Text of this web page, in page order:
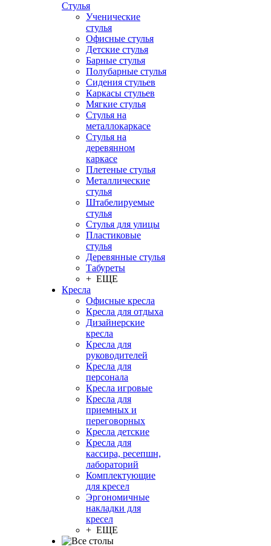
Стулья
Ученические
стулья
Офисные стулья
Детские стулья
Барные стулья
Полубарные стулья
Сидения стульев
Каркасы стульев
Мягкие стулья
Стулья на
металлокаркасе
Стулья на
деревянном
каркасе
Плетеные стулья
Металлические
стулья
Штабелируемые
стулья
Стулья для улицы
Пластиковые
стулья
Деревянные стулья
Табуреты
+ ЕЩЕ
Кресла
Офисные кресла
Кресла для отдыха
Дизайнерские
кресла
Кресла для
руководителей
Кресла для
персонала
Кресла игровые
Кресла для
приемных и
переговорных
Кресла детские
Кресла для
кассира, ресепшн,
лабораторий
Комплектующие
для кресел
Эргономичные
накладки для
кресел
+ ЕЩЕ